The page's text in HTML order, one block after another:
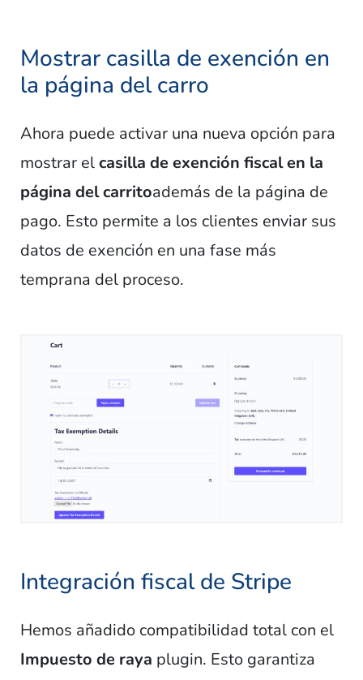
Mostrar casilla de exención en
la página del carro
Ahora puede activar una nueva opción para
mostrar elcasilla de exención fiscal en la
página del carritoademás de la página de
pago. Esto permite a los clientes enviar sus
datos de exención en una fase más
temprana del proceso.
Integración fiscal de Stripe
Hemos añadido compatibilidad total con el
Impuesto de raya plugin. Esto garantiza